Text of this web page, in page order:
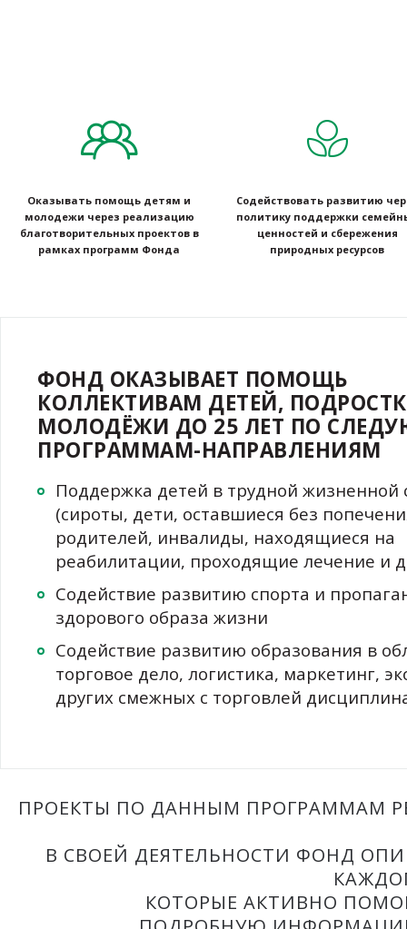
Предложение широкого ассортимента экологичных
Оптимизация упаковки
Сортировка отходов
В 2017 году компания отказалась от бесплатной
переработанных материалов, а также бумажные
АШАН Ритейл Россия реализует значительное число
Некоторые магазины на своей территории
Установка контейнеров для сбора ненужных
Оптимизация систем хладоснабжения. Так, в
В магазинах компании АШАН Ритейл Россия
хозяйства и пищевой промышленности, которая
использования пестицидов, синтетических
Оказывать помощь детям и
молодежи через реализацию
благотворительных проектов в
рамках программ Фонда
Содействовать развитию
политику поддержки
ценностей и сбережения
природных ресурсов
ФОНД ОКАЗЫВАЕТ ПОМОЩЬ
КОЛЛЕКТИВАМ ДЕТЕЙ,
МОЛОДЁЖИ ДО 25 ЛЕТ ПО
ПРОГРАММАМ-НАПРАВЛЕНИЯМ
Поддержка детей в трудной жизненной
(сироты, дети, оставшиеся без
родителей, инвалиды, находящиеся на
реабилитации, проходящие лечение и
Содействие развитию спорта и
здорового образа жизни
Содействие развитию образования в
торговое дело, логистика, маркетинг,
других смежных с торговлей
ПРОЕКТЫ ПО ДАННЫМ ПРОГРАММАМ
В СВОЕЙ ДЕЯТЕЛЬНОСТИ ФОНД
КОТОРЫЕ АКТИВНО